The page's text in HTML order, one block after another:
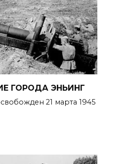
ГОРОДА ЭНЬИНГ
21 марта 1945